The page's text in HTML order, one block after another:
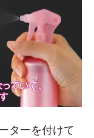
ターを付けて